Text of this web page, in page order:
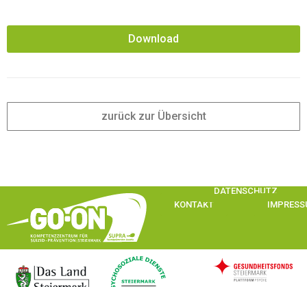
Download
zurück zur Übersicht
KONTAKT
DATENSCHUTZ